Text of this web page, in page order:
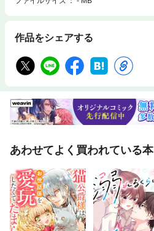
作品をシェアする
あわせてよく買われている本